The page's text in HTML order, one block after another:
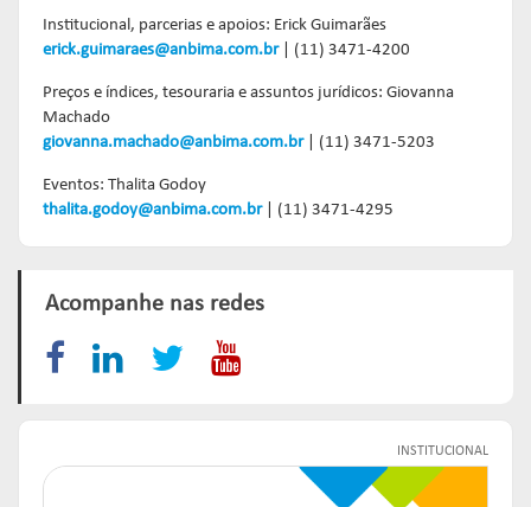
Institucional, parcerias e apoios: Erick Guimarães
erick.guimaraes@anbima.com.br| (11) 3471-4200
Preços e índices, tesouraria e assuntos jurídicos: Giovanna
Machado
giovanna.machado@anbima.com.br| (11) 3471-5203
Eventos: Thalita Godoy
thalita.godoy@anbima.com.br| (11) 3471-4295
Acompanhe nas redes
INSTITUCIONAL